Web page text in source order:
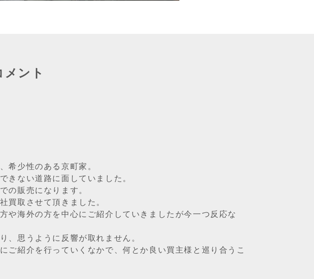
ント
希少性のある京町家。
きない道路に面していました。
の販売になります。
買取させて頂きました。
や海外の方を中心にご紹介していきましたが今一つ反応な
、思うように反響が取れません。
ご紹介を行っていくなかで、何とか良い買主様と巡り合うこ